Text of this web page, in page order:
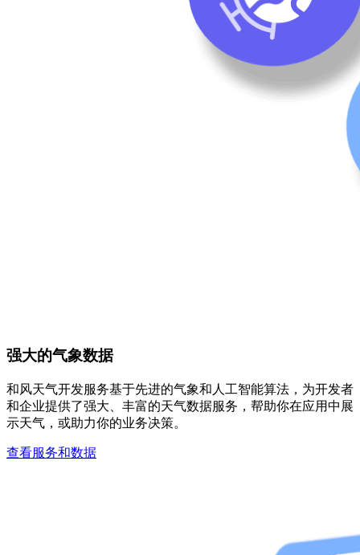
强大的气象数据
和风天气开发服务基于先进的气象和人工智能算法，为开发者
和企业提供了强大、丰富的天气数据服务，帮助你在应用中展
示天气，或助力你的业务决策。
查看服务和数据